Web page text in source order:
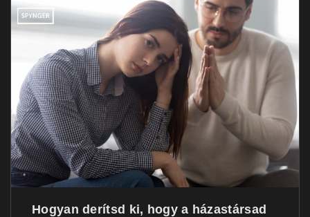
Hogyan derítsd ki, hogy a házastársad